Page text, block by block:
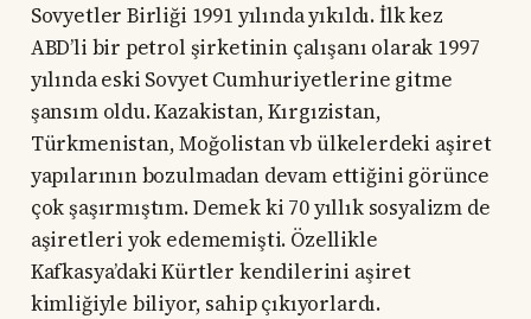
Sovyetler Birliği 1991 yılında yıkıldı. İlk kez
ABD’li bir petrol şirketinin çalışanı olarak 1997
yılında eski Sovyet Cumhuriyetlerine gitme
şansım oldu. Kazakistan, Kırgızistan,
Türkmenistan, Moğolistan vb ülkelerdeki aşiret
yapılarının bozulmadan devam ettiğini görünce
çok şaşırmıştım. Demek ki 70 yıllık sosyalizm de
aşiretleri yok edememişti. Özellikle
Kafkasya’daki Kürtler kendilerini aşiret
kimliğiyle biliyor, sahip çıkıyorlardı.